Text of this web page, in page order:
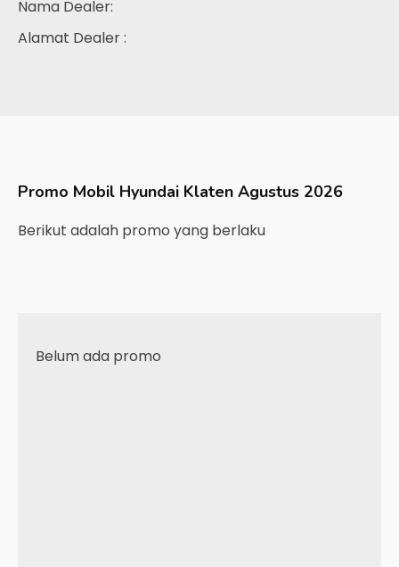
Nama Dealer:
Alamat Dealer :
Promo Mobil Hyundai Klaten Agustus 2026
Berikut adalah promo yang berlaku
Belum ada promo